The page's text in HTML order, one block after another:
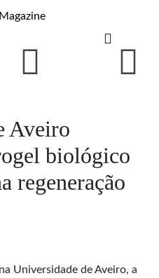
Aveiro
biológico
regeneração
Universidade de Aveiro, a